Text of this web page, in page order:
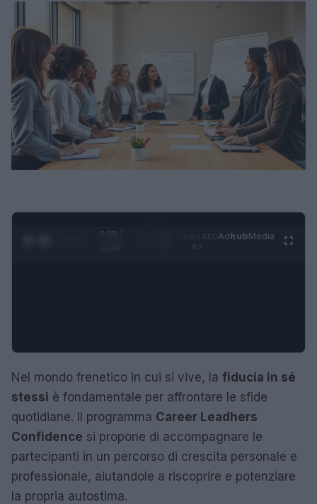
0:29 /
AdhubMedia
Nel mondo frenetico in cui si vive, la fiducia in sé
stessi è fondamentale per affrontare le sfide
quotidiane. Il programma Career Leadhers
Confidence si propone di accompagnare le
partecipanti in un percorso di crescita personale e
professionale, aiutandole a riscoprire e potenziare
la propria autostima.